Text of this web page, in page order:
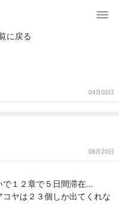
に戻る
04月02日
08月20日
１２章で５日間滞在...
ヤは２３個しか出てくれな